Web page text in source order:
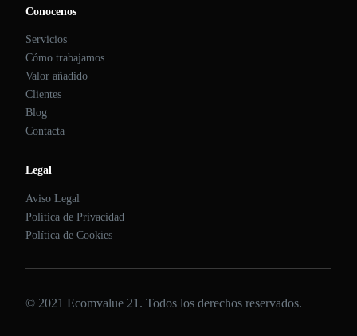
Conocenos
Servicios
Cómo trabajamos
Valor añadido
Clientes
Blog
Contacta
Legal
Aviso Legal
Política de Privacidad
Política de Cookies
© 2021 Ecomvalue 21. Todos los derechos reservados.